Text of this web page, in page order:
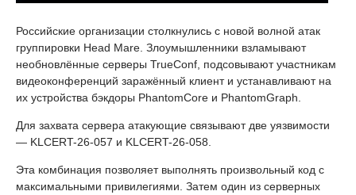
Российские организации столкнулись с новой волной атак
группировки Head Mare. Злоумышленники взламывают
необновлённые серверы TrueConf, подсовывают участникам
видеоконференций заражённый клиент и устанавливают на
их устройства бэкдоры PhantomCore и PhantomGraph.
Для захвата сервера атакующие связывают две уязвимости
— KLCERT-26-057 и KLCERT-26-058.
Эта комбинация позволяет выполнять произвольный код с
максимальными привилегиями. Затем один из серверных